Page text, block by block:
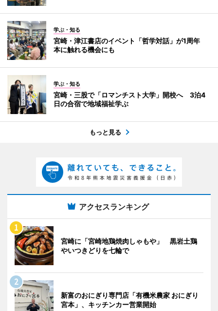
学ぶ・知る
宮崎・津江書店のイベント「哲学対話」が1周年
本に触れる機会にも
学ぶ・知る
宮崎・三股で「ロマンチスト大学」開校へ 3泊4
日の合宿で地域福祉学ぶ
もっと見る
アクセスランキング
宮崎に「宮崎地鶏焼肉しゃもや」 黒岩土鶏
やいつきどりを七輪で
新富のおにぎり専門店「有機米農家 おにぎり
宮本」、キッチンカー営業開始